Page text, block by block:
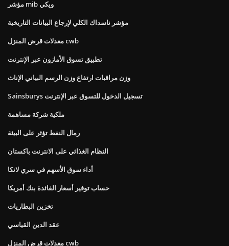
مؤشر mib ويكي
مؤشر ناسداك الكلي لإرجاع البيانات التاريخية
معدلات قرض المنزل cwb
تطبيق تسوق الأمازون عبر الإنترنت
وزن مراقبات ارتفاع وزن الرسم البياني الإناث
Sainsburys تسجيل الدخول للتسوق عبر الإنترنت
ملكية شركة مساهمة
رمال النفط تؤثر على البيئة
النظام الغذائي على الانترنت باكستان
أداء سوق الأسهم في سري لانكا
حساب توفير أسعار الفائدة بنك أمريكا
تخزين البطاريات
عقد الدين القياسي
معدلات قرض المنزل cwb